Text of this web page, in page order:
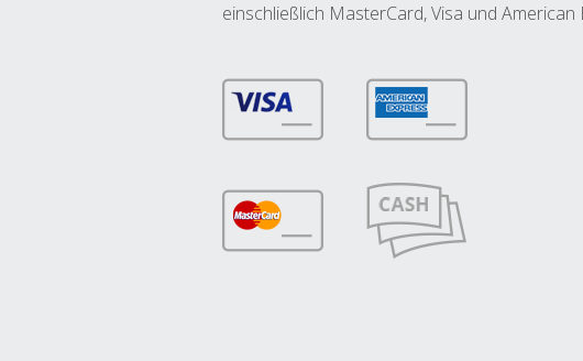
einschließlich MasterCard, Visa und American